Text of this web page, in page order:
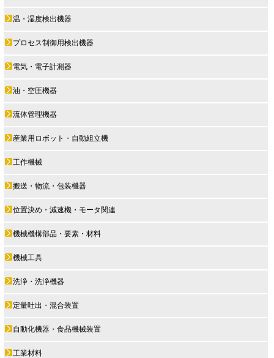
温・湿度検出機器
プロセス制御用検出機器
電気・電子計測器
油・空圧機器
流体管理機器
産業用ロボット・自動組立機
工作機械
搬送・物流・包装機器
位置決め・減速機・モータ関連
機械機構部品・要素・材料
機械工具
洗浄・洗浄機器
定量吐出・混合装置
自動化機器・食品機械装置
工業材料